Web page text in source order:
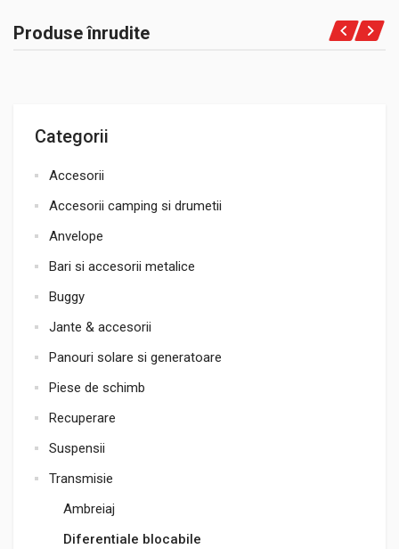
Categorii
Accesorii
Accesorii camping si drumetii
Anvelope
Bari si accesorii metalice
Buggy
Jante & accesorii
Panouri solare si generatoare
Piese de schimb
Recuperare
Suspensii
Transmisie
Ambreiaj
Diferentiale blocabile
Produse înrudite